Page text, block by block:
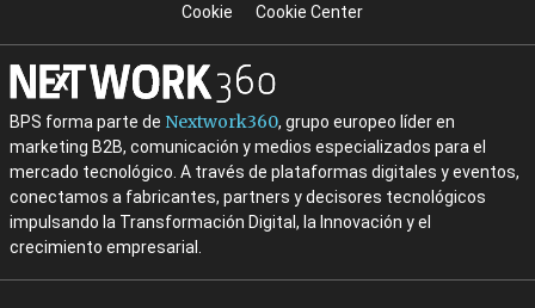
Cookie
Cookie Center
BPS forma parte de Nextwork360, grupo europeo líder en
marketing B2B, comunicación y medios especializados para el
mercado tecnológico. A través de plataformas digitales y eventos,
conectamos a fabricantes, partners y decisores tecnológicos
impulsando la Transformación Digital, la Innovación y el
crecimiento empresarial.